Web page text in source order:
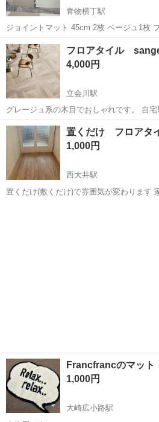
青物横丁駅
ジョイントマット 45cm 2枚 ベージ
東京 品川区 青物横丁駅
ジョイント
フロアタイル
4,000円
立会川駅
グレージュ系の木目でおしゃれです。 自
ます。 ７枚あれば、洗面や玄関くらいの
よ。 フロアタイル sangetsu WD-2115
東京 品川区 立会川駅 カーペ
フロアタイル
置くだけ フロア
1,000円
西大井駅
置くだけ(敷くだけ)で雰囲気が変わります 家族が使っていた物で、噛
Francfrancのマット
1,000円
大崎広小路駅